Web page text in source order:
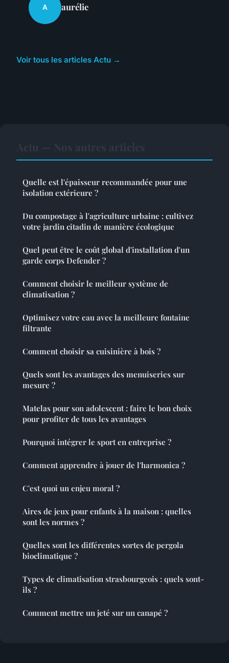
A aurélie
Voir tous les articles Actu →
Quelle est l'épaisseur recommandée pour une
isolation extérieure ?
Du compostage à l'agriculture urbaine : cultivez
votre jardin citadin de manière écologique
Quel peut être le coût global d'installation d'un
garde corps Defender ?
Comment choisir le meilleur système de
climatisation ?
Optimisez votre eau avec la meilleure fontaine
filtrante
Comment choisir sa cuisinière à bois ?
Quels sont les avantages des menuiseries sur
mesure ?
Matelas pour son adolescent : faire le bon choix
pour profiter de tous les avantages
Pourquoi intégrer le sport en entreprise ?
Comment apprendre à jouer de l'harmonica ?
C'est quoi un enjeu moral ?
Aires de jeux pour enfants à la maison : quelles
sont les normes ?
Quelles sont les différentes sortes de pergola
bioclimatique ?
Types de climatisation strasbourgeois : quels sont-
ils ?
Comment mettre un jeté sur un canapé ?